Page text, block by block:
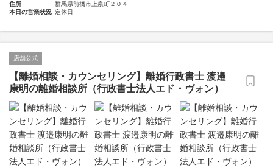
住所
群馬県前橋市上泉町２０４
本日の営業状況 定休日
店舗公式
【離婚相談・カウンセリング】離婚行政書士 渡邉
康明の離婚相談所（行政書士法人エド・ヴォン）